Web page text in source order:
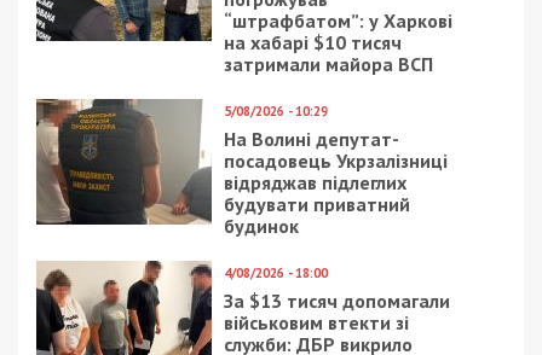
“штрафбатом”: у Харкові
на хабарі $10 тисяч
затримали майора ВСП
5/08/2026 - 10:29
На Волині депутат-
посадовець Укрзалізниці
відряджав підлеглих
будувати приватний
будинок
4/08/2026 - 18:00
За $13 тисяч допомагали
військовим втекти зі
служби: ДБР викрило